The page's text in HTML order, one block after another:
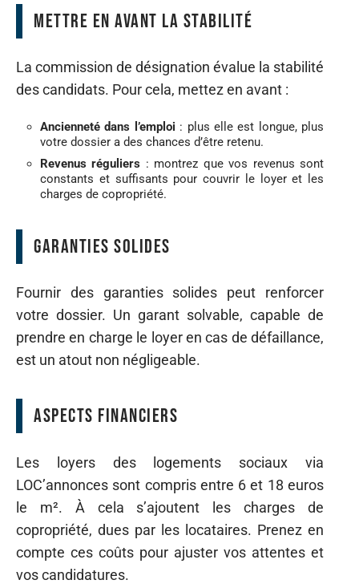
Mettre en avant la stabilité
La commission de désignation évalue la stabilité
des candidats. Pour cela, mettez en avant :
Ancienneté dans l’emploi : plus elle est longue, plus
votre dossier a des chances d’être retenu.
Revenus réguliers : montrez que vos revenus sont
constants et suffisants pour couvrir le loyer et les
charges de copropriété.
Garanties solides
Fournir des garanties solides peut renforcer
votre dossier. Un garant solvable, capable de
prendre en charge le loyer en cas de défaillance,
est un atout non négligeable.
Aspects financiers
Les loyers des logements sociaux via
LOC’annonces sont compris entre 6 et 18 euros
le m². À cela s’ajoutent les charges de
copropriété, dues par les locataires. Prenez en
compte ces coûts pour ajuster vos attentes et
vos candidatures.